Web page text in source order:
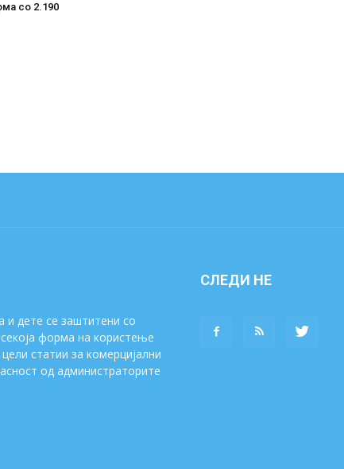
со 2.190
и дете се заштитени со
форма на користење
статии за комерцијални
од администраторите
СЛЕДИ НЕ